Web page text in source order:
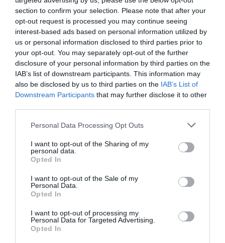
section to confirm your selection. Please note that after your
opt-out request is processed you may continue seeing
interest-based ads based on personal information utilized by
us or personal information disclosed to third parties prior to
your opt-out. You may separately opt-out of the further
disclosure of your personal information by third parties on the
IAB’s list of downstream participants. This information may
also be disclosed by us to third parties on the IAB’s List of
Downstream Participants that may further disclose it to other
Personal Data Processing Opt Outs
I want to opt-out of the Sharing of my
personal data.
Opted In
I want to opt-out of the Sale of my
Personal Data.
Opted In
I want to opt-out of processing my
Personal Data for Targeted Advertising.
Opted In
ΠΑΙΔΙΚΕΣ ΠΑΡΑΣΤΑΣΕΙΣ ΚΑΙ ΕΚΘΕΣΕΙΣ ΓΙΑ ΠΑΙΔΙΑ
Newsletter
Κάθε βδομάδα στο e-mail σας τα τελευταία νέα για
την Τέχνη και τον Πολιτισμό!